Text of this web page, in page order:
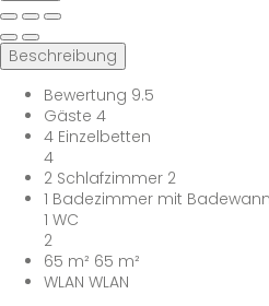
Beschreibung
Bewertung 9.5
Gäste 4
4 Einzelbetten
4
2 Schlafzimmer 2
1 Badezimmer mit
1 WC
2
65 m² 65 m²
WLAN WLAN